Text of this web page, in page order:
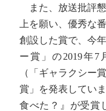
また、放送批評
上を願い、優秀な
創設した賞で、今
ー賞」の2019年
（「ギャラクシー
賞」を発表してい
食べた？』が受賞